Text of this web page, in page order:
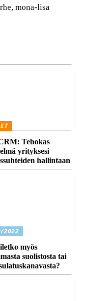
mona-lisa
Tehokas
yrityksesi
hallintaan
2022
myös
suolistosta tai